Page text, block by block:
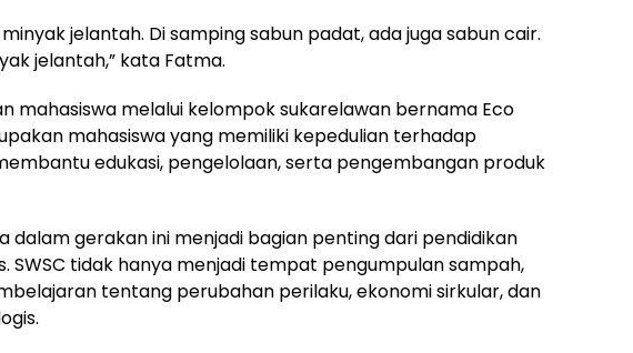
jelantah. Di samping sabun padat, ada juga sabun cair.
jelantah,” kata Fatma.
mahasiswa melalui kelompok sukarelawan bernama Eco
mahasiswa yang memiliki kepedulian terhadap
edukasi, pengelolaan, serta pengembangan produk
dalam gerakan ini menjadi bagian penting dari pendidikan
SWSC tidak hanya menjadi tempat pengumpulan sampah,
tentang perubahan perilaku, ekonomi sirkular, dan